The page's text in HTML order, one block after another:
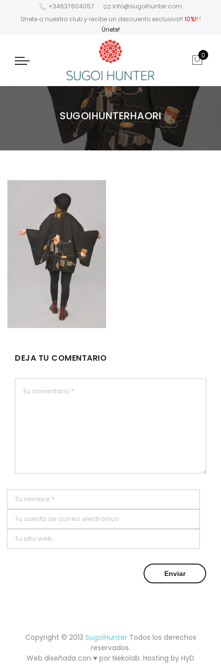
+34637604057
info@sugoihunter.com
Únete a nuestro club y recibe un descuento exclusivo!! 10%!! !
Únete!
0
SUGOIHUNTERHAORI
DEJA TU COMENTARIO
Copyright © 2013 SugoiHunterTodos los derechos
reservados.
Web diseñada con ♥ por Nekolab. Hosting by HyD